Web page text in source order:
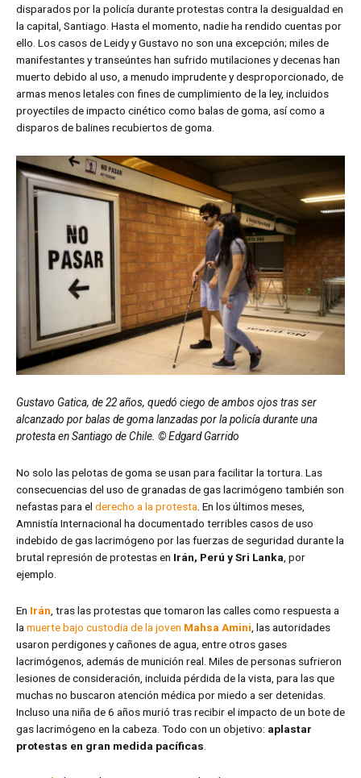
disparados por la policía durante protestas contra la desigualdad en
la capital, Santiago. Hasta el momento, nadie ha rendido cuentas por
ello. Los casos de Leidy y Gustavo no son una excepción; miles de
manifestantes y transeúntes han sufrido mutilaciones y decenas han
muerto debido al uso, a menudo imprudente y desproporcionado, de
armas menos letales con fines de cumplimiento de la ley, incluidos
proyectiles de impacto cinético como balas de goma, así como a
disparos de balines recubiertos de goma.
Gustavo Gatica, de 22 años, quedó ciego de ambos ojos tras ser
alcanzado por balas de goma lanzadas por la policía durante una
protesta en Santiago de Chile. © Edgard Garrido
No solo las pelotas de goma se usan para facilitar la tortura. Las
consecuencias del uso de granadas de gas lacrimógeno también son
nefastas para el derecho a la protesta . En los últimos meses,
Amnistía Internacional ha documentado terribles casos de uso
indebido de gas lacrimógeno por las fuerzas de seguridad durante la
brutal represión de protestas en Irán, Perú y Sri Lanka , por
ejemplo.
En Irán , tras las protestas que tomaron las calles como respuesta a
la muerte bajo custodia de la joven Mahsa Amini , las autoridades
usaron perdigones y cañones de agua, entre otros gases
lacrimógenos, además de munición real. Miles de personas sufrieron
lesiones de consideración, incluida pérdida de la vista, para las que
muchas no buscaron atención médica por miedo a ser detenidas.
Incluso una niña de 6 años murió tras recibir el impacto de un bote de
gas lacrimógeno en la cabeza. Todo con un objetivo: aplastar
protestas en gran medida pacíficas